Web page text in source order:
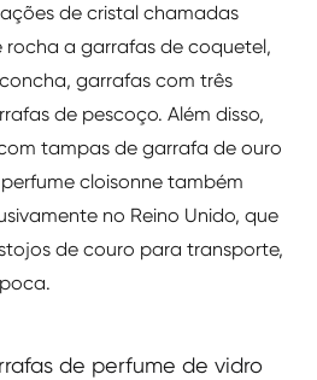
de cristal chamadas
rocha a garrafas de coquetel,
garrafas com três
de pescoço. Além disso,
tampas de garrafa de ouro
cloisonne também
no Reino Unido, que
de couro para transporte,
de perfume de vidro